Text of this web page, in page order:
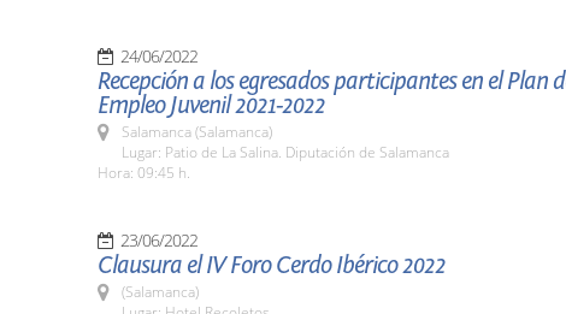
24/06/2022
Recepción a los egresados participantes en el Plan
Empleo Juvenil 2021-2022
Salamanca (Salamanca)
Lugar: Patio de La Salina. Diputación de Salamanca
Hora: 09:45 h.
23/06/2022
Clausura el IV Foro Cerdo Ibérico 2022
(Salamanca)